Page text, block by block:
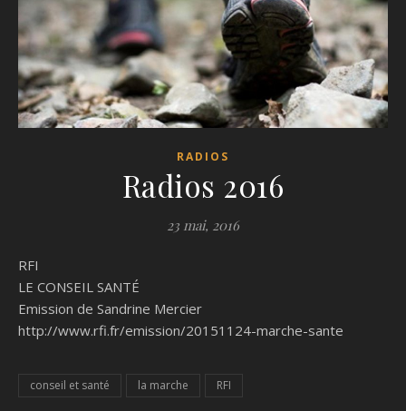
RADIOS
Radios 2016
23 mai, 2016
RFI
LE CONSEIL SANTÉ
Emission de Sandrine Mercier
http://www.rfi.fr/emission/20151124-marche-sante
conseil et santé la marche RFI